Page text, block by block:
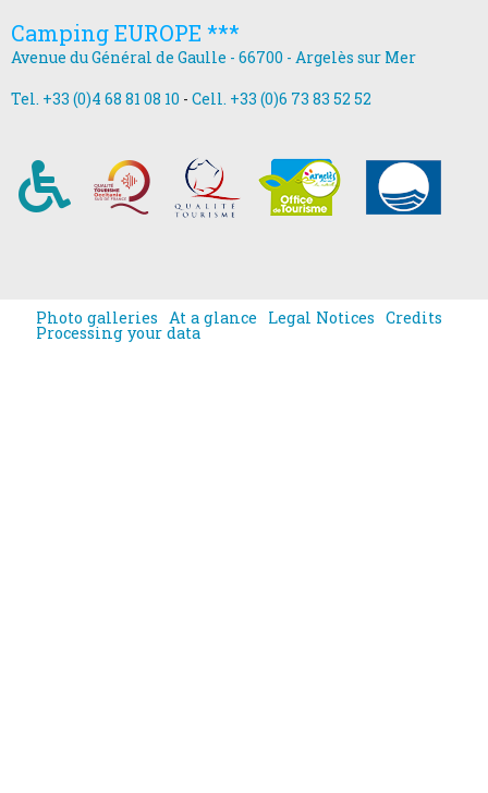
Camping EUROPE ***
Avenue du Général de Gaulle - 66700 - Argelès sur Mer
Tel. +33 (0)4 68 81 08 10 - Cell. +33 (0)6 73 83 52 52
Photo galleries At a glance Legal Notices Credits
Processing your data